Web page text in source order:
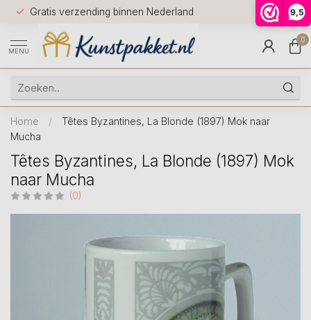
9,5
Gratis verzending binnen Nederland
Voor
huis
9.5
MENU
0
Home /
Têtes Byzantines, La Blonde (1897) Mok naar
Mucha
Têtes Byzantines, La Blonde (1897) Mok
naar Mucha
(0)